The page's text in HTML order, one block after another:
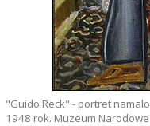
"Guido Reck" - portret
1948 rok. Muzeum